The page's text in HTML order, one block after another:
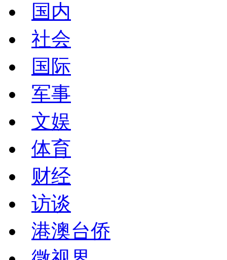
国内
社会
国际
军事
文娱
体育
财经
访谈
港澳台侨